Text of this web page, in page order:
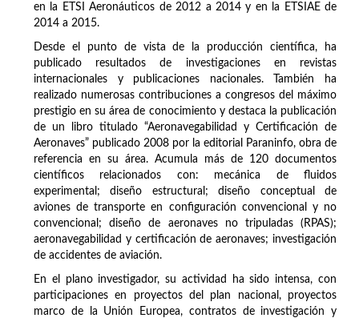
en la ETSI Aeronáuticos de 2012 a 2014 y en la ETSIAE de
2014 a 2015.
Desde el punto de vista de la producción científica, ha
publicado resultados de investigaciones en revistas
internacionales y publicaciones nacionales. También ha
realizado numerosas contribuciones a congresos del máximo
prestigio en su área de conocimiento y destaca la publicación
de un libro titulado “Aeronavegabilidad y Certificación de
Aeronaves” publicado 2008 por la editorial Paraninfo, obra de
referencia en su área. Acumula más de 120 documentos
científicos relacionados con: mecánica de fluidos
experimental; diseño estructural; diseño conceptual de
aviones de transporte en configuración convencional y no
convencional; diseño de aeronaves no tripuladas (RPAS);
aeronavegabilidad y certificación de aeronaves; investigación
de accidentes de aviación.
En el plano investigador, su actividad ha sido intensa, con
participaciones en proyectos del plan nacional, proyectos
marco de la Unión Europea, contratos de investigación y